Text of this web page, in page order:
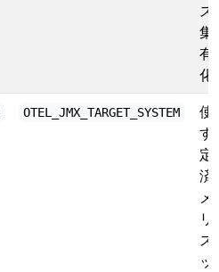
ス
集
有
化
OTEL_JMX_TARGET_SYSTEM
使
す
定
済
メ
リ
ス
ッ